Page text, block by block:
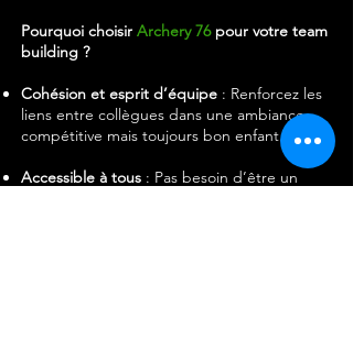
Pourquoi choisir Archery 76pour votre team
building ?
Cohésion et esprit d’équipe : Renforcez les
liens entre collègues dans une ambiance
compétitive mais toujours bon enfant.
Accessible à tous : Pas besoin d’être un